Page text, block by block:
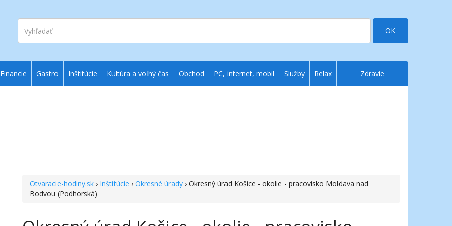
Vyhľadať
OK
Otvaracie-hodiny.sk › Inštitúcie ›Okresné úrady › Okresný úrad Košice - okolie - pracovisko Moldava nad
Bodvou (Podhorská)
Financie Gastro Inštitúcie Kultúra a voľný čas Obchod PC, internet, mobil Služby Relax Zdravie